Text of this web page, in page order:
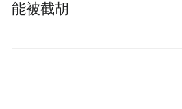
能被截胡